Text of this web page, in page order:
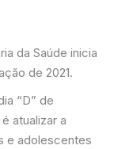
da Saúde inicia
de 2021.
“D” de
atualizar a
e adolescentes